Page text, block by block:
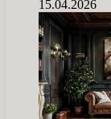
15.04.2026